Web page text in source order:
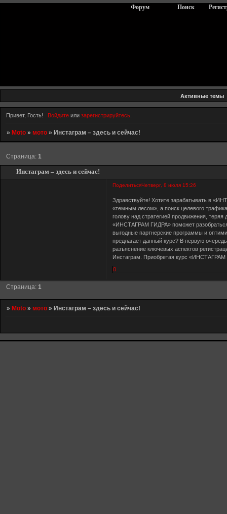
Форум Поиск
Активные темы
Привет, Гость! Войдитеили зарегистрируйтесь.
»Moto »мото »Инстаграм – здесь и сейчас!
Инстаграм – здесь и сейчас!
Страница: 1
ПоделитьсяЧетверг, 8 июля 15:26
Здравствуйте! Хотите зарабатывать в
«темным лесом», а поиск целевого
голову над стратегией продвижения,
«ИНСТАГРАМ ГИДРА» поможет
выгодные партнерские программы и
предлагает данный курс? В первую
разъяснение ключевых аспектов
Инстаграм. Приобретая курс
0
Страница:1
» Moto »мото » Инстаграм – здесь и сейчас!